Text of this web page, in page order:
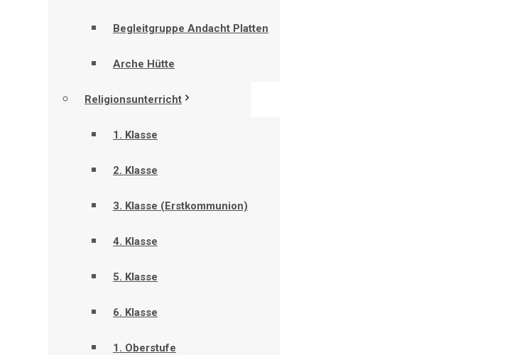
Begleitgruppe Andacht Platten
Arche Hütte
Religionsunterricht
1. Klasse
2. Klasse
3. Klasse (Erstkommunion)
4. Klasse
5. Klasse
6. Klasse
1. Oberstufe